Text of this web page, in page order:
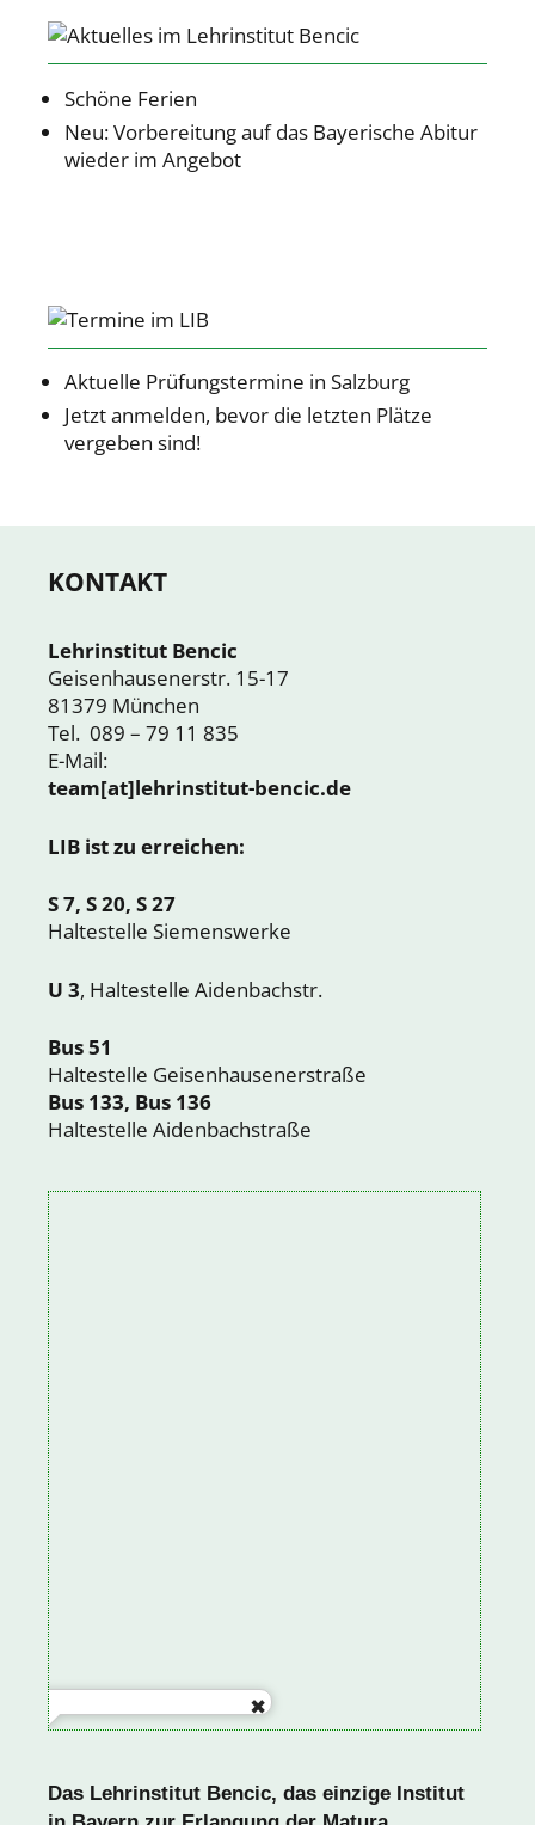
Schöne Ferien
Neu: Vorbereitung auf das Bayerische Abitur
wieder im Angebot
Aktuelle Prüfungstermine in Salzburg
Jetzt anmelden, bevor die letzten Plätze
vergeben sind!
KONTAKT
Lehrinstitut Bencic
Geisenhausenerstr. 15-17
81379 München
Tel. 089 – 79 11 835
E-Mail:
team[at]lehrinstitut-bencic.de
LIB ist zu erreichen:
S 7, S 20, S 27
Haltestelle Siemenswerke
U 3, Haltestelle Aidenbachstr.
Bus 51
Haltestelle Geisenhausenerstraße
Bus 133, Bus 136
Haltestelle Aidenbachstraße
Das Lehrinstitut Bencic, das einzige Institut